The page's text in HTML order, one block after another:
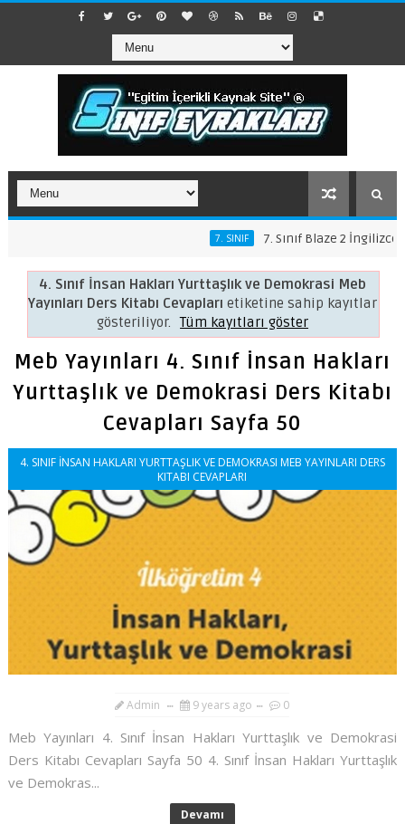
7. Sınıf Blaze 2 İngilizce Ders
4. Sınıf İnsan Hakları Yurttaşlık ve Demokrasi Meb
Yayınları Ders Kitabı Cevapları etiketine sahip kayıtlar
gösteriliyor. Tüm kayıtları göster
Meb Yayınları 4. Sınıf İnsan Hakları
Yurttaşlık ve Demokrasi Ders Kitabı
Cevapları Sayfa 50
4. SINIF İNSAN HAKLARI YURTTAŞLIK VE DEMOKRASI MEB YAYINLARI DERS
KITABI CEVAPLARI
Admin 9 years ago 0
Meb Yayınları 4. Sınıf İnsan Hakları Yurttaşlık ve Demokrasi
Ders Kitabı Cevapları Sayfa 50 4. Sınıf İnsan Hakları Yurttaşlık
ve Demokras...
Devamı